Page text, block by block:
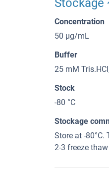
Concentration
50 μg/mL
Buffer
25 mM
Stock
-80 °C
Stockage
Store at -
2-3 freeze